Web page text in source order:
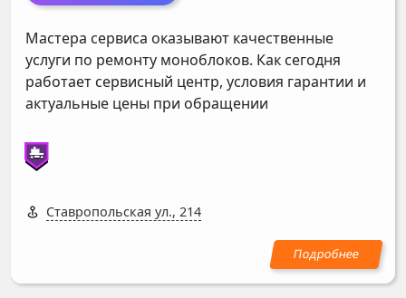
Мастера сервиса оказывают качественные
услуги по ремонту моноблоков. Как сегодня
работает сервисный центр, условия гарантии и
актуальные цены при обращении
Ставропольская ул., 214